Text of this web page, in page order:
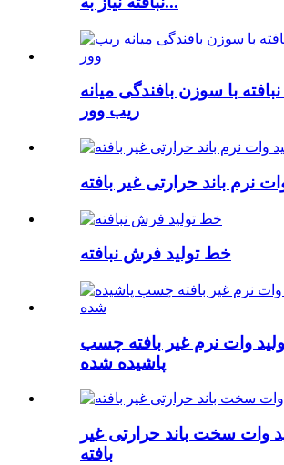
با سوزن بافندگی میانه
ریب وور
نرم باند حرارتی غیر بافته
خط تولید فرش نبافته
وات نرم غیر بافته چسب
پاشیده شده
وات سخت باند حرارتی غیر
بافته